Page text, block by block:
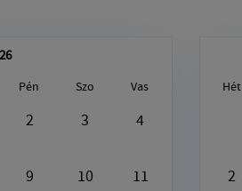
Pén Szo Vas
2 3 4
9 10 11
Hét
2